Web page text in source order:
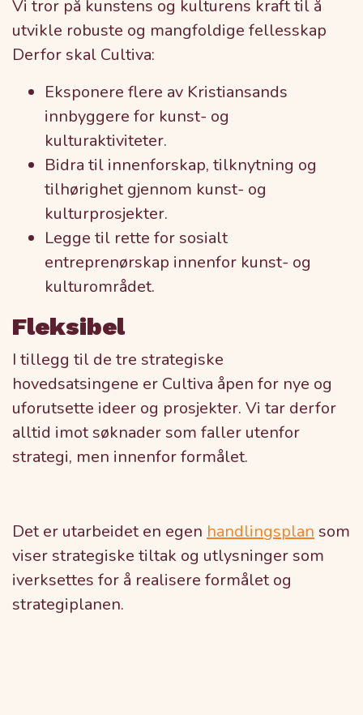
Vi tror på kunstens og kulturens kraft til å
utvikle robuste og mangfoldige fellesskap
Derfor skal Cultiva:
Eksponere flere av Kristiansands
innbyggere for kunst- og
kulturaktiviteter.
Bidra til innenforskap, tilknytning og
tilhørighet gjennom kunst- og
kulturprosjekter.
Legge til rette for sosialt
entreprenørskap innenfor kunst- og
kulturområdet.
Fleksibel
I tillegg til de tre strategiske
hovedsatsingene er Cultiva åpen for nye og
uforutsette ideer og prosjekter. Vi tar derfor
alltid imot søknader som faller utenfor
strategi, men innenfor formålet.
Det er utarbeidet en egen handlingsplan som
viser strategiske tiltak og utlysninger som
iverksettes for å realisere formålet og
strategiplanen.